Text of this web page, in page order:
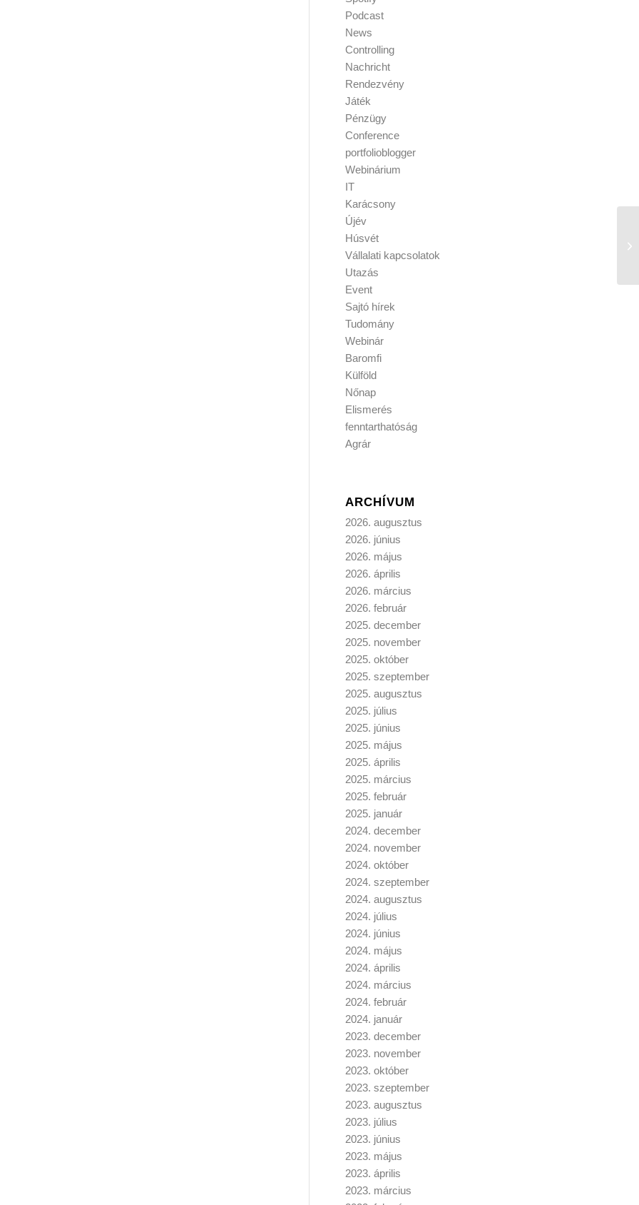
Podcast
News
Controlling
Nachricht
Rendezvény
Játék
Pénzügy
Conference
portfolioblogger
Webinárium
IT
Karácsony
Újév
Húsvét
Vállalati kapcsolatok
Utazás
Event
Sajtó hírek
Tudomány
Webinár
Baromfi
Külföld
Nőnap
Elismerés
fenntarthatóság
Agrár
ARCHÍVUM
2026. augusztus
2026. június
2026. május
2026. április
2026. március
2026. február
2025. december
2025. november
2025. október
2025. szeptember
2025. augusztus
2025. július
2025. június
2025. május
2025. április
2025. március
2025. február
2025. január
2024. december
2024. november
2024. október
2024. szeptember
2024. augusztus
2024. július
2024. június
2024. május
2024. április
2024. március
2024. február
2024. január
2023. december
2023. november
2023. október
2023. szeptember
2023. augusztus
2023. július
2023. június
2023. május
2023. április
2023. március